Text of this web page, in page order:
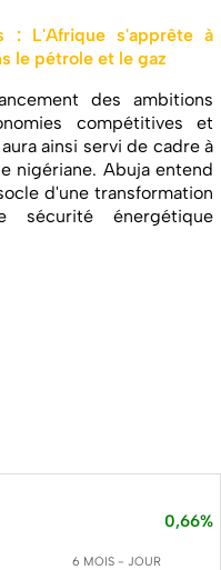
: L'Afrique s'apprête à
le pétrole et le gaz
des ambitions
compétitives et
ainsi servi de cadre à
nigériane. Abuja entend
d'une transformation
sécurité énergétique
0,66%
6 MOIS - JOUR